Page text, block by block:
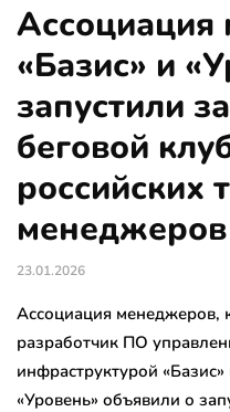
«Базис» и
запустили
беговой
российских
менеджеров
23.01.2026
Ассоциация менеджеров,
разработчик ПО
инфраструктурой
«Уровень» объявили о